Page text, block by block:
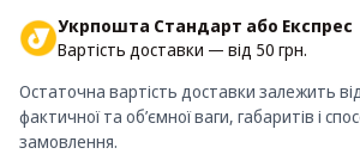
Укрпошта Стандарт або Експрес
Вартість доставки — від 50 грн.
Остаточна вартість доставки залежить
фактичної та об’ємної ваги, габаритів і
замовлення.